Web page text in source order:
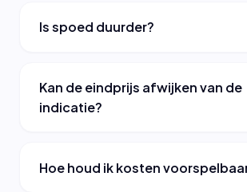
Is spoed duurder?
Kan de eindprijs afwijken van de
indicatie?
Hoe houd ik kosten